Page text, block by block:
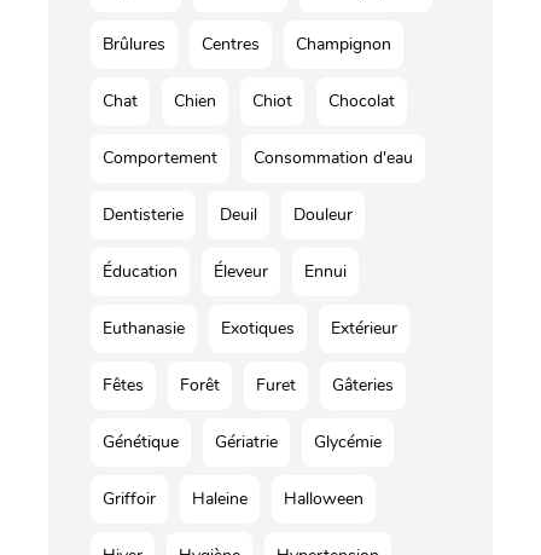
Brûlures Centres Champignon
Chat Chien Chiot Chocolat
Comportement Consommation d'eau
Dentisterie Deuil Douleur
Éducation Éleveur Ennui
Euthanasie Exotiques Extérieur
Fêtes Forêt Furet Gâteries
Génétique Gériatrie Glycémie
Griffoir Haleine Halloween